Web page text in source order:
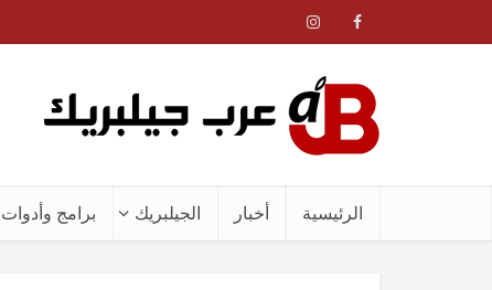
الرئيسية أخبار الجيلبريك برامج وأدوات